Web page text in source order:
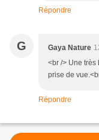
Répondre
G Gaya Nature
<br /> Une
prise de
Répondre